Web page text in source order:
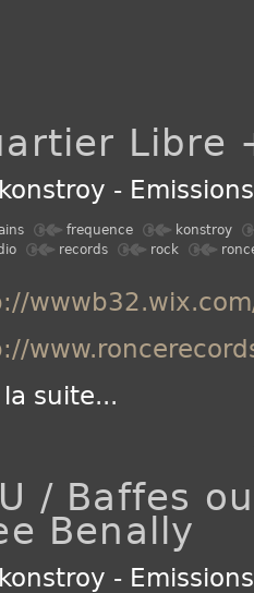
Libre
konstroy -
frequence
konstroy
records rock
la suite...
/ Baffes
Benally
konstroy -